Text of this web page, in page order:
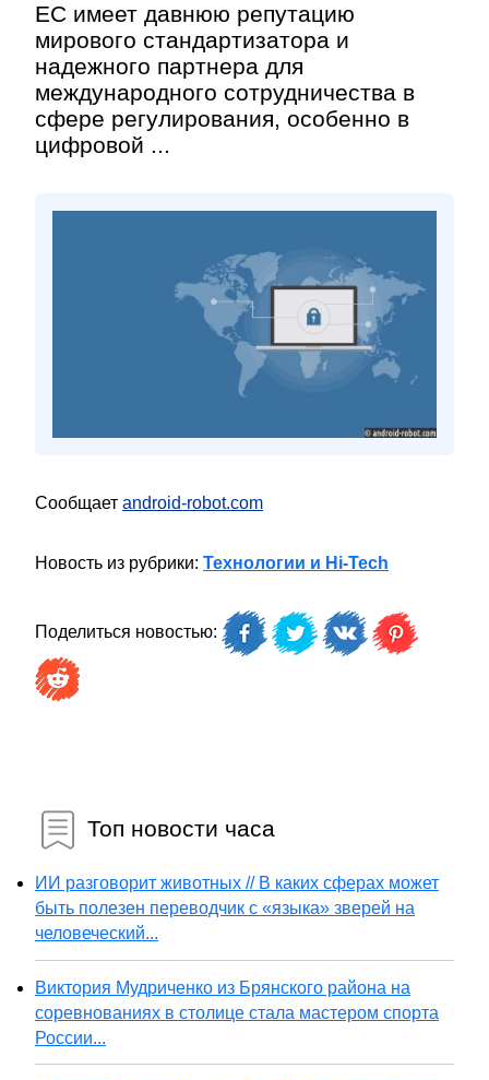
ЕС имеет давнюю репутацию
мирового стандартизатора и
надежного партнера для
международного сотрудничества в
сфере регулирования, особенно в
цифровой ...
Сообщает android-robot.com
Новость из рубрики: Технологии и Hi-Tech
Поделиться новостью:
Топ новости часа
ИИ разговорит животных // В каких сферах может
быть полезен переводчик с «языка» зверей на
человеческий...
Виктория Мудриченко из Брянского района на
соревнованиях в столице стала мастером спорта
России...